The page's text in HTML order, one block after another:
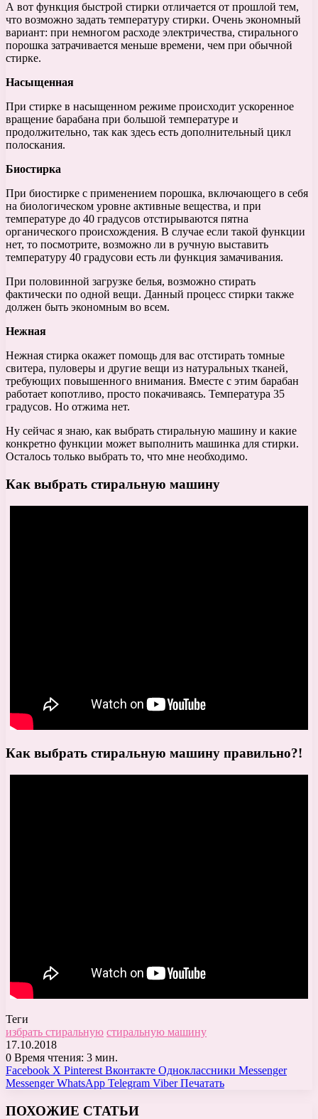
А вот функция быстрой стирки отличается от прошлой тем,
что возможно задать температуру стирки. Очень экономный
вариант: при немногом расходе электричества, стирального
порошка затрачивается меньше времени, чем при обычной
стирке.
Насыщенная
При стирке в насыщенном режиме происходит ускоренное
вращение барабана при большой температуре и
продолжительно, так как здесь есть дополнительный цикл
полоскания.
Биостирка
При биостирке с применением порошка, включающего в себя
на биологическом уровне активные вещества, и при
температуре до 40 градусов отстирываются пятна
органического происхождения. В случае если такой функции
нет, то посмотрите, возможно ли в ручную выставить
температуру 40 градусови есть ли функция замачивания.
При половинной загрузке белья, возможно стирать
фактически по одной вещи. Данный процесс стирки также
должен быть экономным во всем.
Нежная
Нежная стирка окажет помощь для вас отстирать томные
свитера, пуловеры и другие вещи из натуральных тканей,
требующих повышенного внимания. Вместе с этим барабан
работает копотливо, просто покачиваясь. Температура 35
градусов. Но отжима нет.
Ну сейчас я знаю, как выбрать стиральную машину и какие
конкретно функции может выполнить машинка для стирки.
Осталось только выбрать то, что мне необходимо.
Как выбрать стиральную машину
Как выбрать стиральную машину правильно?!
Теги
избрать стиральную стиральную машину
17.10.2018
0 Время чтения: 3 мин.
Facebook X Pinterest Вконтакте Одноклассники Messenger
Messenger WhatsApp Telegram Viber Печатать
ПОХОЖИЕ СТАТЬИ